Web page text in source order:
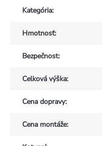
Kategória:
Hmotnosť:
Bezpečnost:
Celková výška:
Cena dopravy:
Cena montáže: